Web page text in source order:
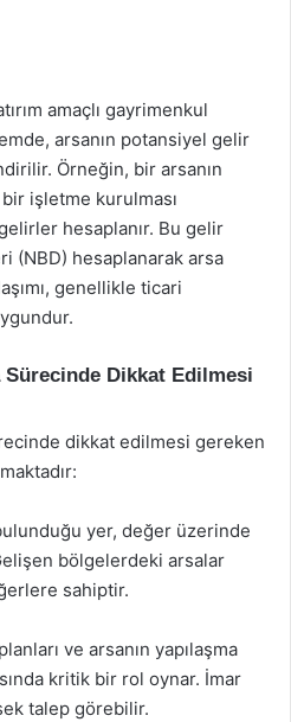
amaçlı gayrimenkul
arsanın potansiyel gelir
Örneğin, bir arsanın
işletme kurulması
hesaplanır. Bu gelir
(NBD) hesaplanarak arsa
genellikle ticari
Dikkat Edilmesi
dikkat edilmesi gereken
yer, değer üzerinde
bölgelerdeki arsalar
sahiptir.
ve arsanın yapılaşma
kritik bir rol oynar. İmar
talep görebilir.